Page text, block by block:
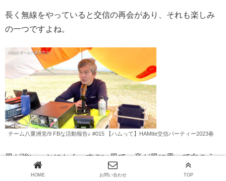
長く無線をやっていると交信の再会があり、それも楽しみ
の一つですよね。
チーム八重洲党/9 FBな活動報告♪ #015 【ハムって】HAMtte交信パーティー2023春
風が強い、とにかく、すごい風で、音が風に乗って向こう
へ行ってしまって聞き取りにくいよお。
HOME お問い合わせ TOP